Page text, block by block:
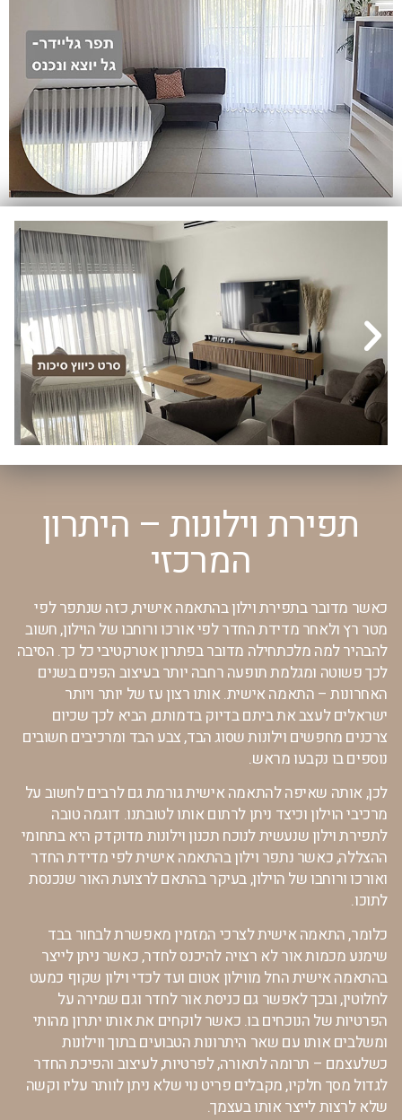
תפירת וילונות – היתרון
המרכזי
כאשר מדובר בתפירת וילון בהתאמה אישית, כזה שנתפר לפי
מטר רץ ולאחר מדידת החדר לפי אורכו ורוחבו של הוילון, חשוב
להבהיר למה מלכתחילה מדובר בפתרון אטרקטיבי כל כך. הסיבה
לכך פשוטה ומגלמת תופעה רחבה יותר בעיצוב הפנים בשנים
האחרונות – התאמה אישית. אותו רצון עז של יותר ויותר
ישראלים לעצב את ביתם בדיוק בדמותם, הביא לכך שכיום
צרכנים מחפשים וילונות שסוג הבד, צבע הבד ומרכיבים חשובים
נוספים בו נקבעו מראש.
לכן, אותה שאיפה להתאמה אישית גורמת גם לרבים לחשוב על
מרכיבי הוילון וכיצד ניתן לרתום אותו לטובתנו. דוגמה טובה
לתפירת וילון שנעשית לנוכח תכנון וילונות מדוקדק היא בתחומי
ההצללה, כאשר נתפר וילון בהתאמה אישית לפי מדידת החדר
ואורכו ורוחבו של הוילון, בעיקר בהתאם לרצועת האור שנכנסת
לתוכו.
כלומר, התאמה אישית לצרכי המזמין מאפשרת לבחור בבד
שימנע מכמות אור לא רצויה להיכנס לחדר, כאשר ניתן לייצר
בהתאמה אישית החל מווילון אטום ועד לכדי וילון שקוף כמעט
לחלוטין, ובכך לאפשר גם כניסת אור לחדר וגם שמירה על
הפרטיות של הנוכחים בו. כאשר לוקחים את אותו יתרון מהותי
ומשלבים אותו עם שאר היתרונות הטבועים בתוך ווילונות
כשלעצמם – תרומה לתאורה, לפרטיות, לעיצוב והפיכת החדר
לגדול מסך חלקיו, מקבלים פריט נוי שלא ניתן לוותר עליו וקשה
שלא לרצות לייצר אותו בעצמך.